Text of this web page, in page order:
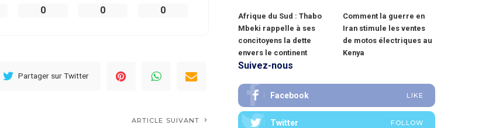
0 0 0
Partager sur Twitter
ARTICLE SUIVANT
Afrique du Sud : Thabo
Mbeki rappelle à ses
concitoyens la dette
envers le continent
Comment la guerre en
Iran stimule les ventes
de motos électriques au
Kenya
Suivez-nous
Facebook LIKE
Twitter FOLLOW